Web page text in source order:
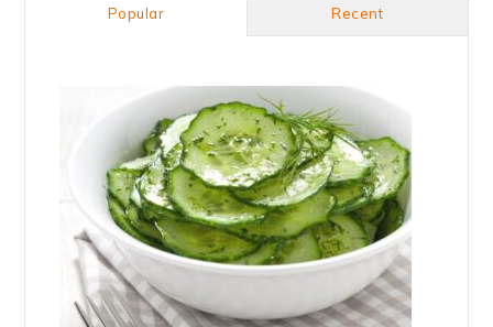
Popular Recent